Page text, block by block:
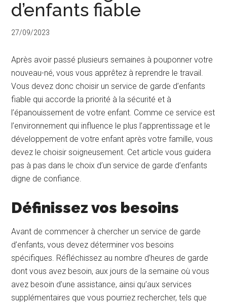
d’enfants fiable
27/09/2023
Après avoir passé plusieurs semaines à pouponner votre
nouveau-né, vous vous apprêtez à reprendre le travail.
Vous devez donc choisir un service de garde d’enfants
fiable qui accorde la priorité à la sécurité et à
l’épanouissement de votre enfant. Comme ce service est
l’environnement qui influence le plus l’apprentissage et le
développement de votre enfant après votre famille, vous
devez le choisir soigneusement. Cet article vous guidera
pas à pas dans le choix d’un service de garde d’enfants
digne de confiance.
Définissez vos besoins
Avant de commencer à chercher un service de garde
d’enfants, vous devez déterminer vos besoins
spécifiques. Réfléchissez au nombre d’heures de garde
dont vous avez besoin, aux jours de la semaine où vous
avez besoin d’une assistance, ainsi qu’aux services
supplémentaires que vous pourriez rechercher, tels que